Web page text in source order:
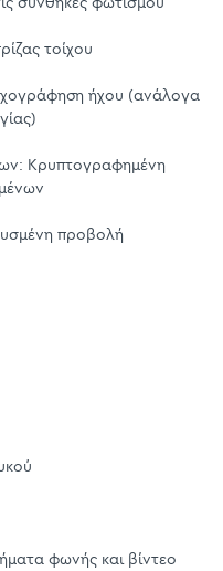
τοίχου
ήχου (ανάλογα
Κρυπτογραφημένη
προβολή
φωνής και βίντεο